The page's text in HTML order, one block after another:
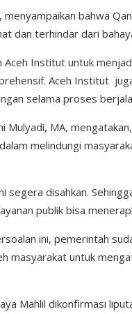
bahwa
dan terhindar dari
Aceh Institut untuk
Aceh Institut
selama proses
Mulyadi, MA,
melindungi
segera disahkan.
publik bisa
ini, pemerintah
masyarakat untuk
Mahlil dikonfirmasi